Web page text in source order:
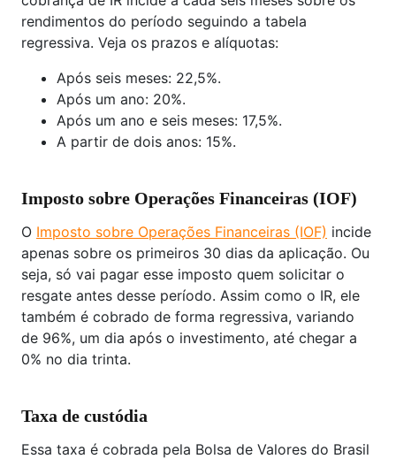
rendimentos do período seguindo a tabela
regressiva. Veja os prazos e alíquotas:
Após seis meses: 22,5%.
Após um ano: 20%.
Após um ano e seis meses: 17,5%.
A partir de dois anos: 15%.
Imposto sobre Operações Financeiras (IOF)
O Imposto sobre Operações Financeiras (IOF) incide
apenas sobre os primeiros 30 dias da aplicação. Ou
seja, só vai pagar esse imposto quem solicitar o
resgate antes desse período. Assim como o IR, ele
também é cobrado de forma regressiva, variando
de 96%, um dia após o investimento, até chegar a
0% no dia trinta.
Taxa de custódia
Essa taxa é cobrada pela Bolsa de Valores do Brasil